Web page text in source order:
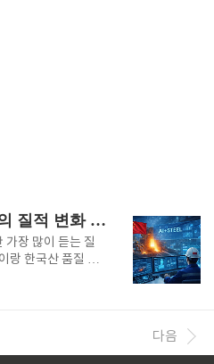
AI 철강 시대, 중국 철강의 질적 변화 : 한국 철강 대응 전략
가장 많이 듣는 질
랑 한국산 품질 차
자신 있게 "우리
솔직히 말이 막힙
니 충격적인 얘기
다음